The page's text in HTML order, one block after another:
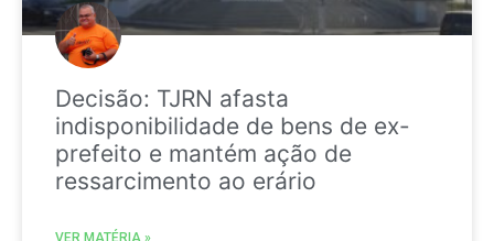
Decisão: TJRN afasta
indisponibilidade de bens de ex-
prefeito e mantém ação de
ressarcimento ao erário
VER MATÉRIA »